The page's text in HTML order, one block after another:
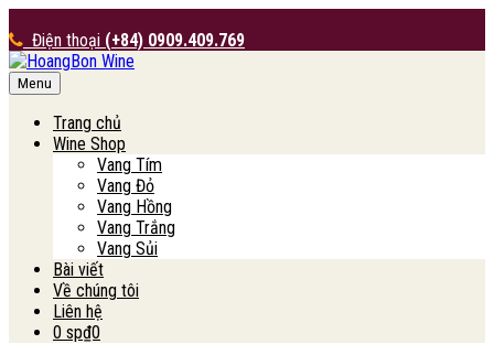
Điện thoại (+84) 0909.409.769
HoangBon Wine
Menu
Trang chủ
Wine Shop
Vang Tím
Vang Đỏ
Vang Hồng
Vang Trắng
Vang Sủi
Bài viết
Về chúng tôi
Liên hệ
0 sp₫0